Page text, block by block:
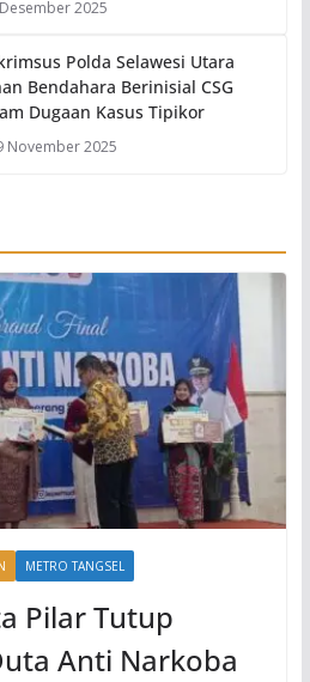
2025
Polda Selawesi Utara
Bendahara Berinisial CSG
Dugaan Kasus Tipikor
November 2025
METRO TANGSEL
Pilar Tutup
Anti Narkoba